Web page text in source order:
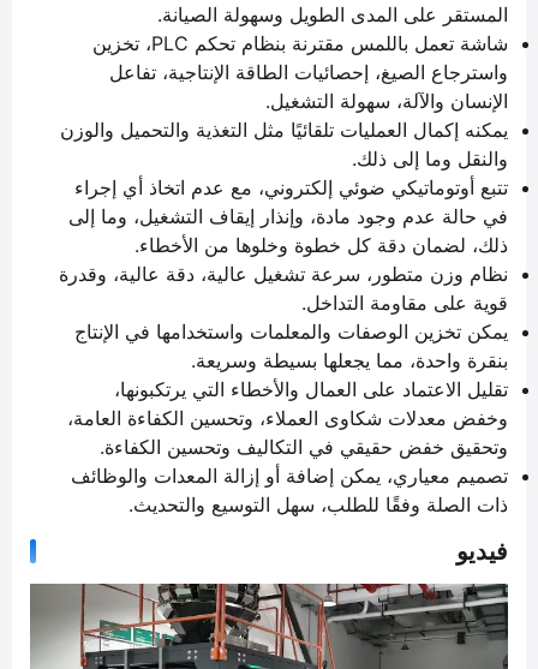
المستقر على المدى الطويل وسهولة الصيانة.
شاشة تعمل باللمس مقترنة بنظام تحكم PLC، تخزين
واسترجاع الصيغ، إحصائيات الطاقة الإنتاجية، تفاعل
الإنسان والآلة، سهولة التشغيل.
يمكنه إكمال العمليات تلقائيًا مثل التغذية والتحميل والوزن
والنقل وما إلى ذلك.
تتبع أوتوماتيكي ضوئي إلكتروني، مع عدم اتخاذ أي إجراء
في حالة عدم وجود مادة، وإنذار إيقاف التشغيل، وما إلى
ذلك، لضمان دقة كل خطوة وخلوها من الأخطاء.
نظام وزن متطور، سرعة تشغيل عالية، دقة عالية، وقدرة
قوية على مقاومة التداخل.
يمكن تخزين الوصفات والمعلمات واستخدامها في الإنتاج
بنقرة واحدة، مما يجعلها بسيطة وسريعة.
تقليل الاعتماد على العمال والأخطاء التي يرتكبونها،
وخفض معدلات شكاوى العملاء، وتحسين الكفاءة العامة،
وتحقيق خفض حقيقي في التكاليف وتحسين الكفاءة.
تصميم معياري، يمكن إضافة أو إزالة المعدات والوظائف
ذات الصلة وفقًا للطلب، سهل التوسيع والتحديث.
فيديو